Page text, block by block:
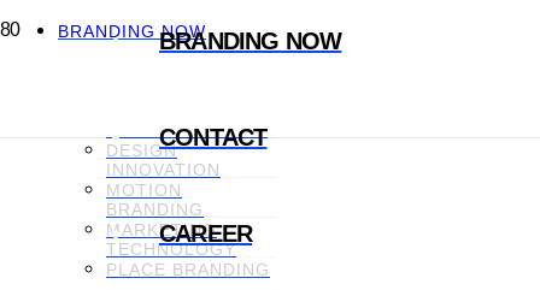
BRANDING NOW
CONTACT
CAREER
BRANDING NOW
COMMUNICATION
DESIGN
INNOVATION
MOTION
BRANDING
MARKETING
TECHNOLOGY
PLACE BRANDING